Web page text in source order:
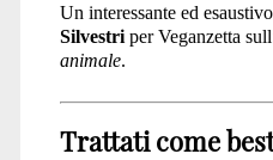
Un interessante ed
Silvestriper Veganzetta
animale.
Trattati come